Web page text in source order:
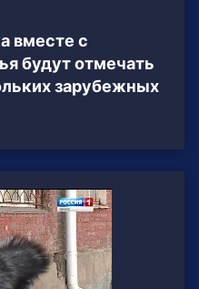
вместе с
будут отмечать
зарубежных